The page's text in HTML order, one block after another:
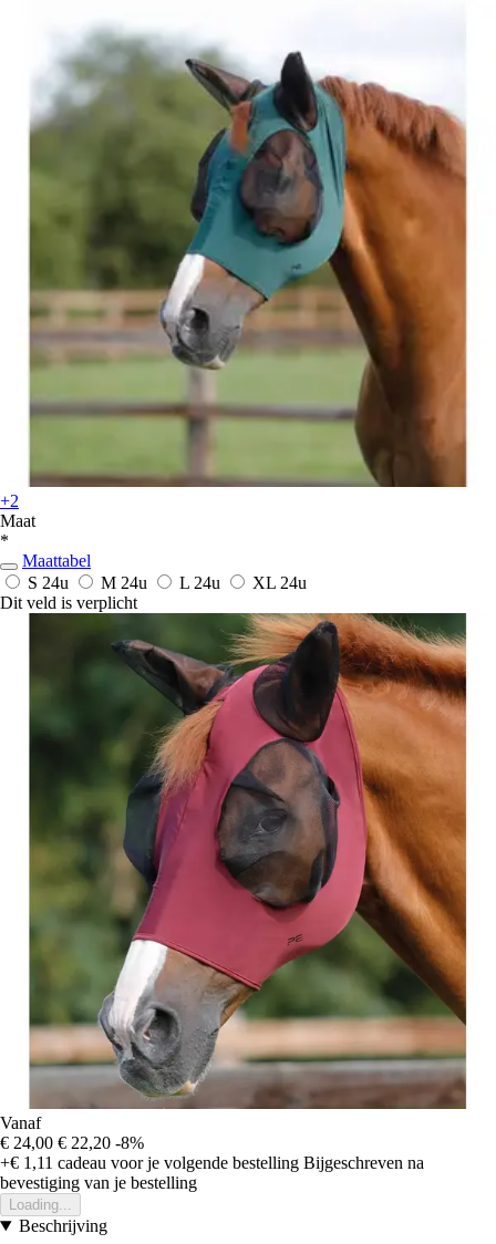
+2
Maat
*
Maattabel
S 24u M 24u L 24u XL 24u
Dit veld is verplicht
Vanaf
€ 24,00 € 22,20 -8%
+€ 1,11 cadeau voor je volgende bestelling Bijgeschreven na
bevestiging van je bestelling
Loading...
Beschrijving